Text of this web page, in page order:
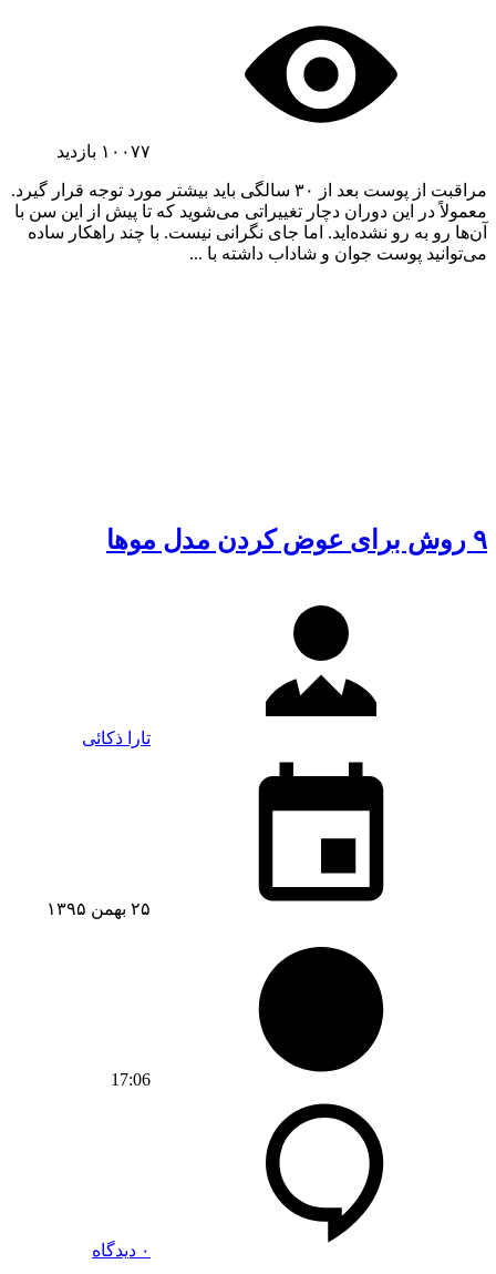
۱۰۰۷۷ بازدید
مراقبت از پوست بعد از ۳۰ سالگی باید بیشتر مورد توجه قرار گیرد.
معمولاً در این دوران دچار تغییراتی می‌شوید که تا پیش از این سن با
آن‌ها رو به رو نشده‌اید. اما جای نگرانی نیست. با چند راهکار ساده
می‌توانید پوست جوان و شاداب داشته با ...
۹ روش برای عوض کردن مدل موها
تارا ذکائی
۲۵ بهمن ۱۳۹۵
17:06
۰ دیدگاه